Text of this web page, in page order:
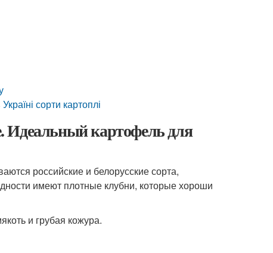
сорти картоплі
Идеальный картофель для
российские и белорусские сорта,
имеют плотные клубни, которые хороши
и грубая кожура.